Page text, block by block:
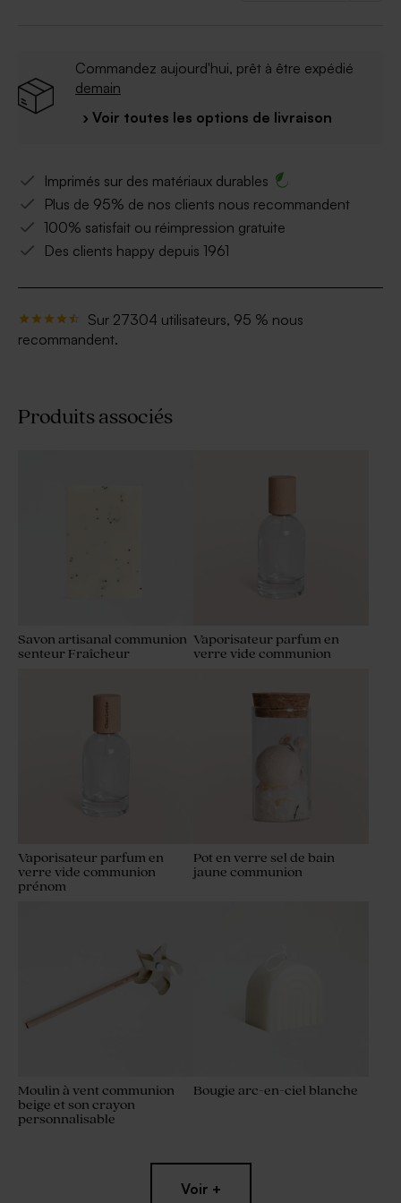
Commandez aujourd'hui, prêt à être expédié
demain
› Voir toutes les options de livraison
Imprimés sur des matériaux durables
Plus de 95% de nos clients nous recommandent
100% satisfait ou réimpression gratuite
Des clients happy depuis 1961
Sur 27304 utilisateurs, 95 % nous
recommandent.
Produits associés
Savon artisanal communion
senteur Fraîcheur
Vaporisateur parfum en
verre vide communion
Vaporisateur parfum en
verre vide communion
prénom
Pot en verre sel de bain
jaune communion
Moulin à vent communion
beige et son crayon
personnalisable
Bougie arc-en-ciel blanche
Voir +